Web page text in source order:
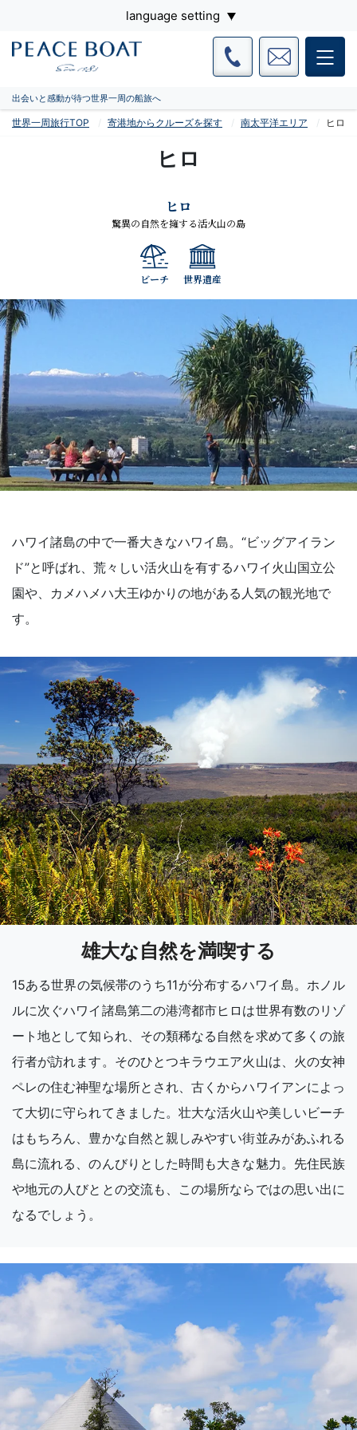
language setting
出会いと感動が待つ世界一周の船旅へ
世界一周旅行TOP 寄港地からクルーズを探す 南太平洋エリア ヒロ
ヒロ
ヒロ
驚異の自然を擁する活火山の島
ビーチ 世界遺産
ハワイ諸島の中で一番大きなハワイ島。“ビッグアイラン
ド”と呼ばれ、荒々しい活火山を有するハワイ火山国立公
園や、カメハメハ大王ゆかりの地がある人気の観光地で
す。
雄大な自然を満喫する
15ある世界の気候帯のうち11が分布するハワイ島。ホノル
ルに次ぐハワイ諸島第二の港湾都市ヒロは世界有数のリゾ
ート地として知られ、その類稀なる自然を求めて多くの旅
行者が訪れます。そのひとつキラウエア火山は、火の女神
ペレの住む神聖な場所とされ、古くからハワイアンによっ
て大切に守られてきました。壮大な活火山や美しいビーチ
はもちろん、豊かな自然と親しみやすい街並みがあふれる
島に流れる、のんびりとした時間も大きな魅力。先住民族
や地元の人びととの交流も、この場所ならではの思い出に
なるでしょう。